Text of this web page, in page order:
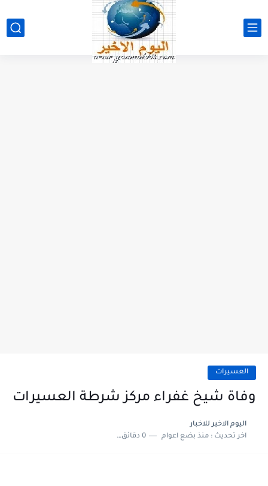
العسيرات
وفاة شيخ غفراء مركز شرطة العسيرات
اليوم الاخير للاخبار
اخر تحديث :منذ بضع اعوام 0 دقائق للقراءة